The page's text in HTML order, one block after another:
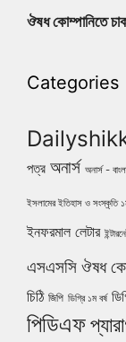
ঔষধ কোম্পানিতে
Categories
পত্র অনার্স অনার্স -
ইসলামের ইতিহাস ও সংস্কৃতি
ইনফরমাল লেটার
এসএসসি ঔষধ
চিঠি জিপি ডিগ্রি ১ম বর্ষ
পিডিএফ